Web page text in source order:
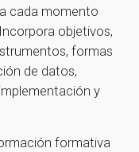
cada momento
objetivos,
formas
de datos,
y
formativa